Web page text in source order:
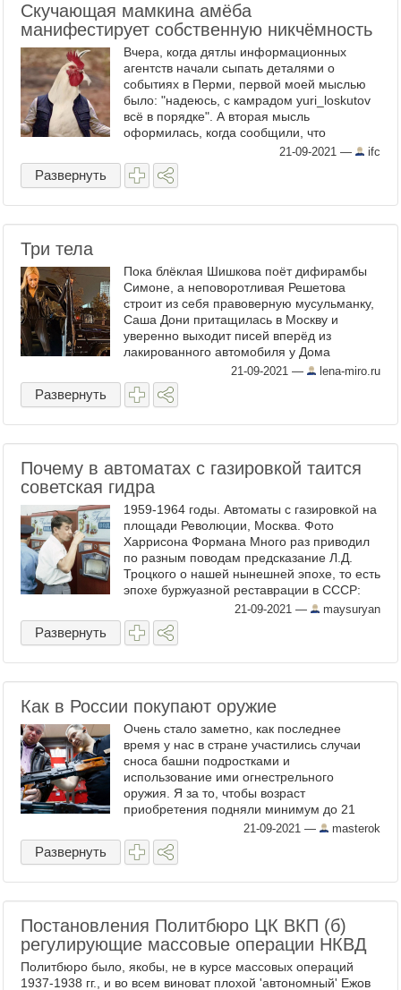
Скучающая мамкина амёба
манифестирует собственную никчёмность
Вчера, когда дятлы информационных
агентств начали сыпать деталями о
событиях в Перми, первой моей мыслью
было: "надеюсь, с камрадом yuri_loskutov
всё в порядке". А вторая мысль
оформилась, когда сообщили, что
стрелявшего петуха убили сотрудники
полиции. Эта мысль была: ...
21-09-2021 — ifc
Развернуть
Три тела
Пока блёклая Шишкова поёт дифирамбы
Симоне, а неповоротливая Решетова
строит из себя правоверную мусульманку,
Саша Дони притащилась в Москву и
уверенно выходит писей вперёд из
лакированного автомобиля у Дома
правительства. Фото: Соцсети Шустрая
Саша: даром времени не теряет! ...
21-09-2021 — lena-miro.ru
Развернуть
Почему в автоматах с газировкой таится
советская гидра
1959-1964 годы. Автоматы с газировкой на
площади Революции, Москва. Фото
Харрисона Формана Много раз приводил
по разным поводам предсказание Л.Д.
Троцкого о нашей нынешней эпохе, то есть
эпохе буржуазной реставрации в СССР:
«Даже в случае победы контрреволюции у
советской гидры, ...
21-09-2021 — maysuryan
Развернуть
Как в России покупают оружие
Очень стало заметно, как последнее
время у нас в стране участились случаи
сноса башни подростками и
использование ими огнестрельного
оружия. Я за то, чтобы возраст
приобретения подняли минимум до 21
года и продавали оружие только
состоящим в клубах охотников и по
рекомендации других ...
21-09-2021 — masterok
Развернуть
Постановления Политбюро ЦК ВКП (б)
регулирующие массовые операции НКВД
Политбюро было, якобы, не в курсе массовых операций
1937-1938 гг., и во всем виноват плохой 'автономный' Ежов